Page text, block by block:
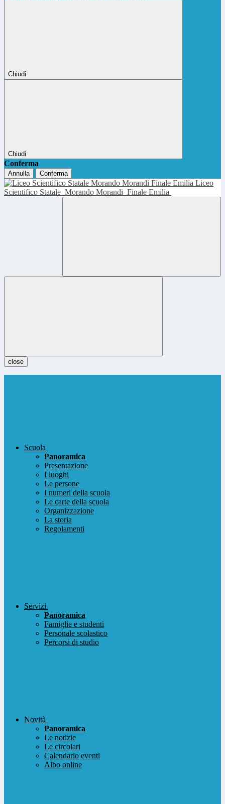
Chiudi
Chiudi
Conferma
Annulla Conferma
Liceo
Scientifico Statale Morando Morandi Finale Emilia
close
Scuola
Panoramica
Presentazione
I luoghi
Le persone
I numeri della scuola
Le carte della scuola
Organizzazione
La storia
Regolamenti
Servizi
Panoramica
Famiglie e studenti
Personale scolastico
Percorsi di studio
Novità
Panoramica
Le notizie
Le circolari
Calendario eventi
Albo online